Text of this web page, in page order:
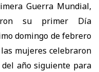
Guerra Mundial,
su primer Día
domingo de febrero
mujeres celebraron
año siguiente para